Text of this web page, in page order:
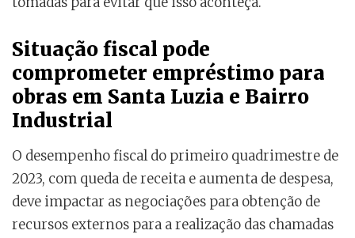
Situação fiscal pode
comprometer empréstimo para
obras em Santa Luzia e Bairro
Industrial
O desempenho fiscal do primeiro quadrimestre de
2023, com queda de receita e aumenta de despesa,
deve impactar as negociações para obtenção de
recursos externos para a realização das chamadas